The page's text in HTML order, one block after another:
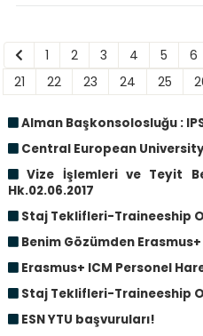
1 2 3 4 5 6
21
22 23 24 25
Alman Başkonsolosluğu :
Central European
Vize İşlemleri ve Teyit
Hk.02.06.2017
Staj Teklifleri-Traineeship
Benim Gözümden
Erasmus+ ICM Personel
Staj Teklifleri-Traineeship
ESN YTU başvuruları!